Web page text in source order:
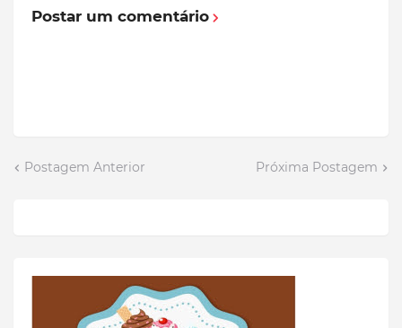
Postar um comentário
Postagem Anterior Próxima Postagem